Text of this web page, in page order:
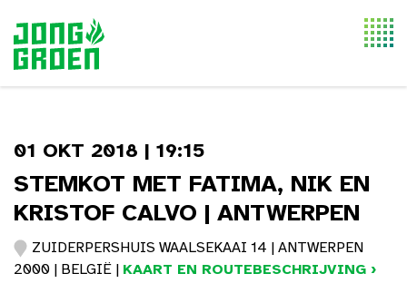
01 OKT 2018 | 19:15
STEMKOT MET FATIMA, NIK EN
KRISTOF CALVO | ANTWERPEN
ZUIDERPERSHUIS WAALSEKAAI 14 | ANTWERPEN
2000 | BELGIË | KAART EN ROUTEBESCHRIJVING ›